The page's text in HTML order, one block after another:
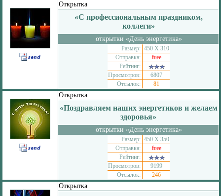
Открытка
«С профессиональным праздником,
коллеги»
открытки «День энергетика»
Размер: 450 Х 310
Отправка:
free
Рейтинг:
Просмотров:
6807
Отсылок:
81
Открытка
«Поздравляем наших энергетиков и желаем
здоровья»
открытки «День энергетика»
Размер: 450 Х 350
Отправка:
free
Рейтинг:
Просмотров:
9199
Отсылок:
246
Открытка